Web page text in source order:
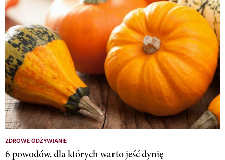
ZDROWE ODŻYWIANIE
6 powodów, dla których warto jeść dynię